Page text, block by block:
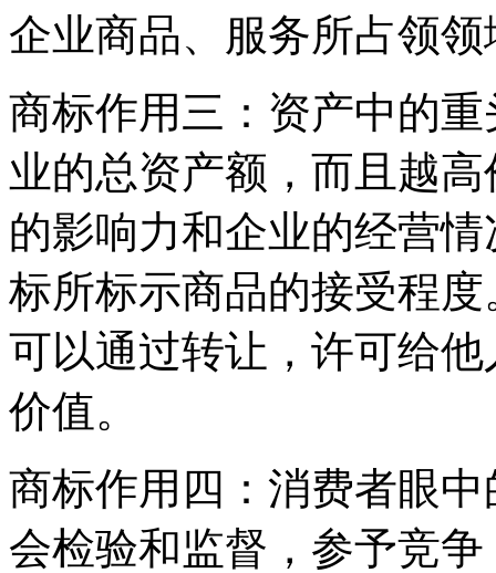
企业商品、服务所占领
商标作用三：资产中的
业的总资产额，而且越
的影响力和企业的经营
标所标示商品的接受程
可以通过转让，许可给
价值。
商标作用四：消费者眼
会检验和监督，参予竞